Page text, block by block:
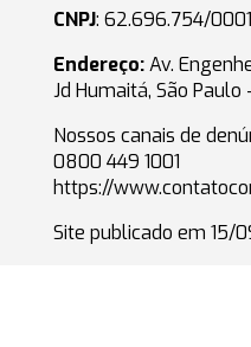
CNPJ: 62.696.754/
Endereço:Av.
Jd Humaitá, São Paulo
Nossos canais de
0800 449 1001
https://
Site publicado em 15/